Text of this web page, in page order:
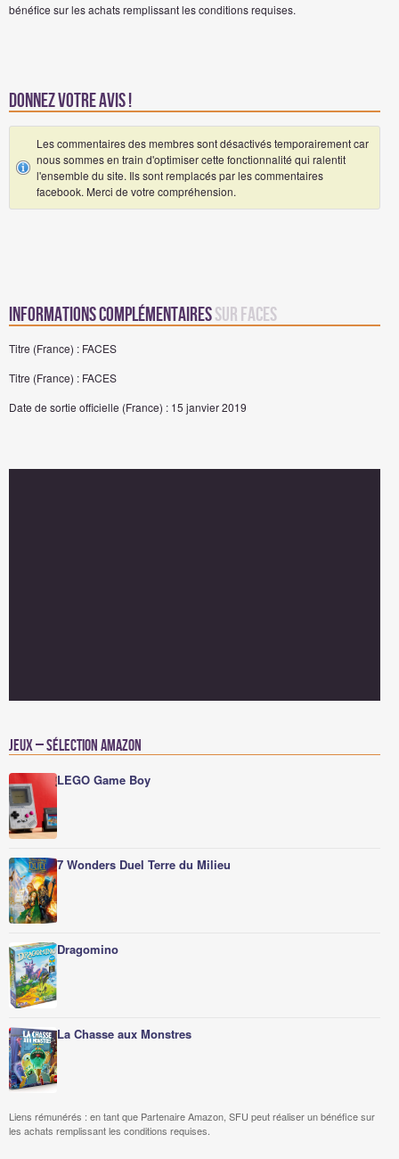
bénéfice sur les achats remplissant les conditions requises.
Donnez votre avis !
Les commentaires des membres sont désactivés temporairement car
nous sommes en train d'optimiser cette fonctionnalité qui ralentit
l'ensemble du site. Ils sont remplacés par les commentaires
facebook. Merci de votre compréhension.
Informations complémentairessur FACES
Titre (France) : FACES
Titre (France) : FACES
Date de sortie officielle (France) : 15 janvier 2019
Jeux – Sélection Amazon
LEGO Game Boy
7 Wonders Duel Terre du Milieu
Dragomino
La Chasse aux Monstres
Liens rémunérés : en tant que Partenaire Amazon, SFU peut réaliser un bénéfice sur
les achats remplissant les conditions requises.